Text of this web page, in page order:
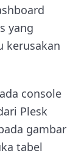
yang
kerusakan
console
Plesk
gambar
tabel